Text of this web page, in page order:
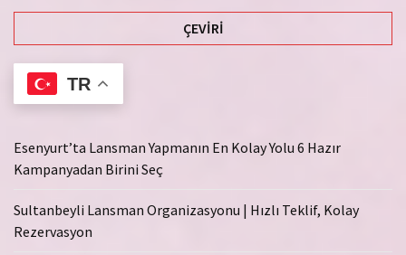
ÇEVIRI
TR
Esenyurt’ta Lansman Yapmanın En Kolay Yolu 6 Hazır
Kampanyadan Birini Seç
Sultanbeyli Lansman Organizasyonu | Hızlı Teklif, Kolay
Rezervasyon